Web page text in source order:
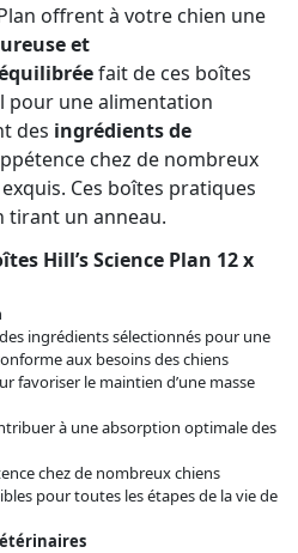
offrent à votre chien une
et
fait de ces boîtes
pour une alimentation
des ingrédients de
chez de nombreux
Ces boîtes pratiques
tirant un anneau.
Hill’s Science Plan 12 x
ingrédients sélectionnés pour une
aux besoins des chiens
favoriser le maintien d’une masse
à une absorption optimale des
chez de nombreux chiens
pour toutes les étapes de la vie de